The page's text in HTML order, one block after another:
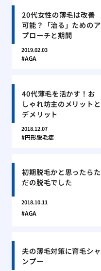
20代女性の薄毛は改善
可能？「治る」ためのア
プローチと期間
2019.02.03
AGA
40代薄毛を活かす！お
しゃれ坊主のメリットと
デメリット
2018.12.07
円形脱毛症
初期脱毛かと思ったらた
だの脱毛でした
2018.10.11
AGA
夫の薄毛対策に育毛シャ
ンプー